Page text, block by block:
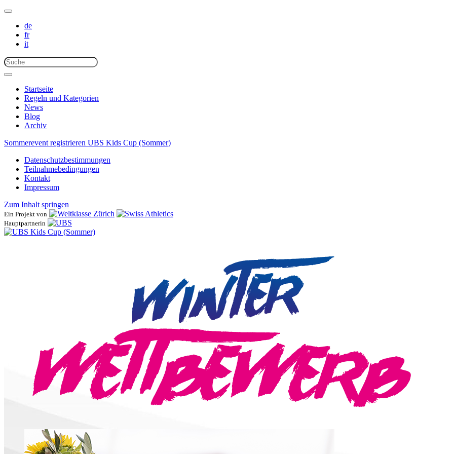
de
fr
it
Startseite
Regeln und Kategorien
News
Blog
Archiv
Sommerevent registrieren UBS Kids Cup (Sommer)
Datenschutzbestimmungen
Teilnahmebedingungen
Kontakt
Impressum
Zum Inhalt springen
Ein Projekt von
Hauptpartnerin